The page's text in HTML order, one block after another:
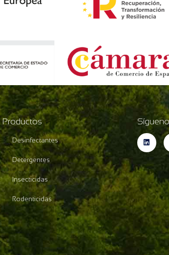
Productos
Desinfectantes
Detergentes
Insecticidas
Rodenticidas